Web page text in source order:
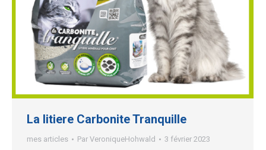
La litiere Carbonite Tranquille
mes articles Par VeroniqueHohwald 3 février 2023